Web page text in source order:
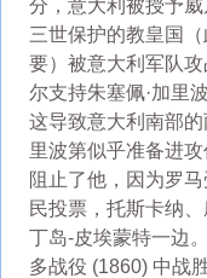
分，意大利被授予
三世保护的教皇国
要）被意大利军队
尔支持朱塞佩·加里
这导致意大利南部
里波第似乎准备进
阻止了他，因为罗
民投票，托斯卡纳
丁岛-皮埃蒙特一边
多战役 (1860) 中战